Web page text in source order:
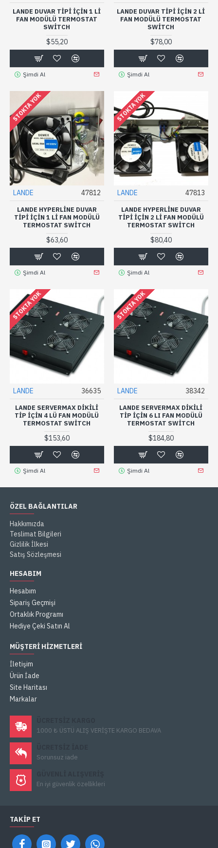
LANDE DUVAR TIPI IÇIN 1 LI
FAN MODÜLÜ TERMOSTAT
SWITCH
$55,20
Şimdi Al
LANDE DUVAR TIPI IÇIN 2 LI
FAN MODÜLÜ TERMOSTAT
SWITCH
$78,00
Şimdi Al
STOKTA YOK
LANDE 47812
LANDE HYPERLİNE DUVAR
TIPI IÇIN 1 LI FAN MODÜLÜ
TERMOSTAT SWITCH
$63,60
Şimdi Al
STOKTA YOK
LANDE 47813
LANDE HYPERLİNE DUVAR
TIPI IÇIN 2 LI FAN MODÜLÜ
TERMOSTAT SWITCH
$80,40
Şimdi Al
STOKTA YOK
LANDE 36635
LANDE SERVERMAX DIKILI
TIP IÇIN 4 LÜ FAN MODÜLÜ
TERMOSTAT SWITCH
$153,60
Şimdi Al
STOKTA YOK
LANDE 38342
LANDE SERVERMAX DIKILI
TIP IÇIN 6 LI FAN MODÜLÜ
TERMOSTAT SWITCH
$184,80
Şimdi Al
ÖZEL BAĞLANTILAR
Hakkımızda
Teslimat Bilgileri
Gizlilik İlkesi
Satış Sözleşmesi
HESABIM
Hesabım
Sipariş Geçmişi
Ortaklık Programı
Hediye Çeki Satın Al
MÜŞTERI HIZMETLERI
İletişim
Ürün İade
Site Haritası
Markalar
1000 ₺ ÜSTÜ ALIŞ VERİŞTE KARGO BEDAVA
Sorunsuz iade
En iyi güvenlik özellikleri
TAKIP ET